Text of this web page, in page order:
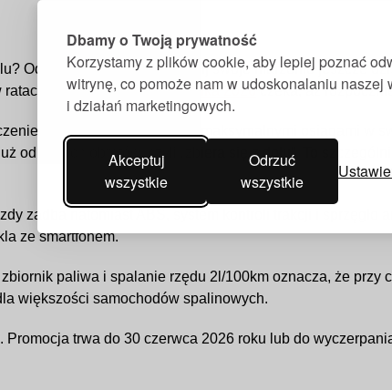
Dbamy o Twoją prywatność
Korzystamy z plików cookie, aby lepiej poznać
witrynę, co pomoże nam w udoskonalaniu naszej
i działań marketingowych.
Akceptuj
wszystkie
Odrzuć
wszystkie
Odwiedź nasz salon i spełnij swoje marzenie jeszcze
ratach 10x0%.MT-125 z rocznika 2026czeka, aż
niewielkich rozmiarów z maksymalnymi osiągami w
od niskich obrotów, czyli „zbiera się z dołu”. To
zadba natomiast ABS, system kontroli trakcji i
ze smartfonem.
paliwa i spalanie rzędu 2l/100km oznacza, że
większości samochodów spalinowych.
trwa do 30 czerwca 2026 roku lub do